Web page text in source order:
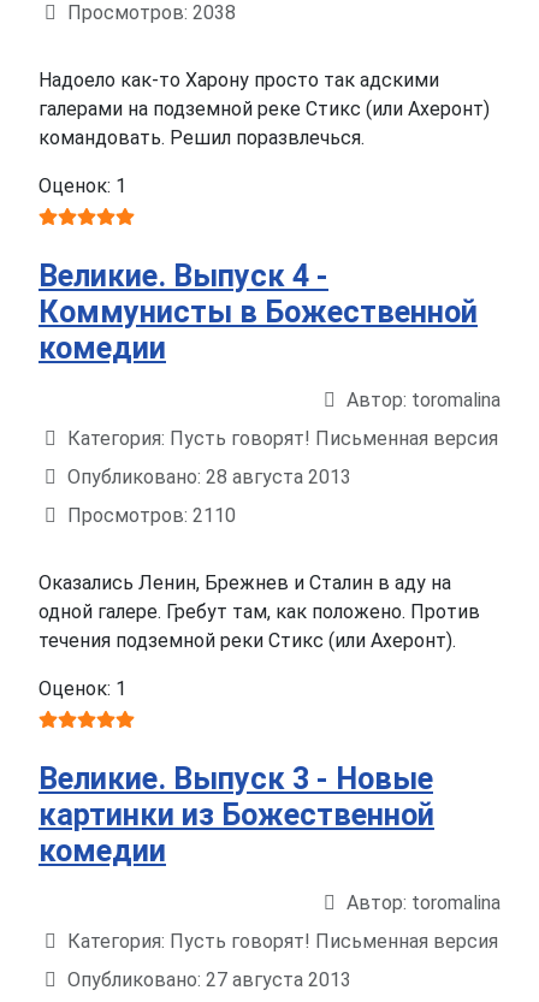
Просмотров: 2038
Надоело как-то Харону просто так адскими
галерами на подземной реке Стикс (или Ахеронт)
командовать. Решил поразвлечься.
Оценок: 1
Великие. Выпуск 4 -
Коммунисты в Божественной
комедии
Автор: toromalina
Категория: Пусть говорят! Письменная версия
Опубликовано: 28 августа 2013
Просмотров: 2110
Оказались Ленин, Брежнев и Сталин в аду на
одной галере. Гребут там, как положено. Против
течения подземной реки Стикс (или Ахеронт).
Оценок: 1
Великие. Выпуск 3 - Новые
картинки из Божественной
комедии
Автор: toromalina
Категория: Пусть говорят! Письменная версия
Опубликовано: 27 августа 2013